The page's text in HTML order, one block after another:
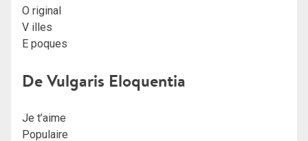
O riginal
V illes
E poques
De Vulgaris Eloquentia
Je t’aime
Populaire